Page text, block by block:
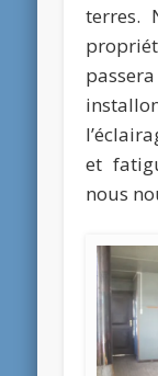
terres.
et
nous